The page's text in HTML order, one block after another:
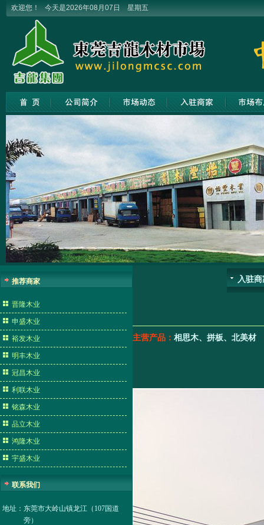
欢迎您！ 今天是2026年08月07日 星期五
推荐商家
晋隆木业
申盛木业
裕发木业
明丰木业
冠昌木业
利联木业
铭森木业
品立木业
鸿隆木业
宇盛木业
联系我们
地址： 东莞市大岭山镇龙江（107国道
旁）
入驻商
主营产品： 相思木、拼板、北美材